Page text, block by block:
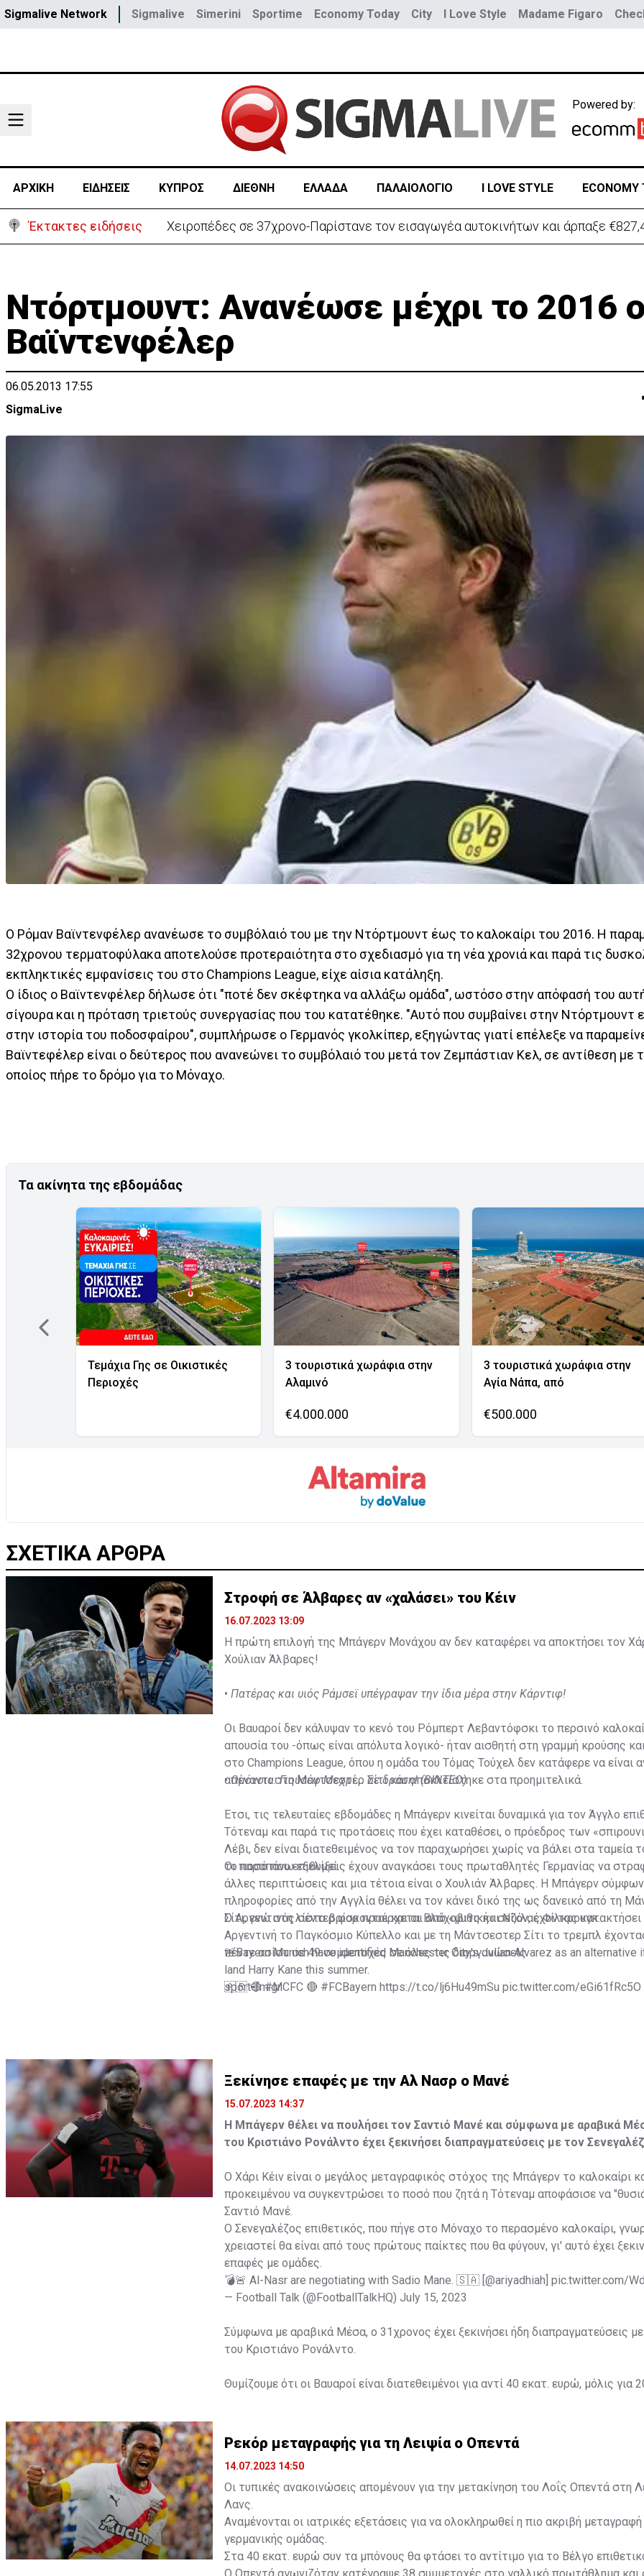
Sigmalive Network Sigmalive Simerini Sportime Economy Today City I Love Style Madame Figaro
Powered by:
ΑΡΧΙΚΗ ΕΙΔΗΣΕΙΣ ΚΥΠΡΟΣ ΔΙΕΘΝΗ ΕΛΛΑΔΑ ΠΑΛΑΙΟΛΟΓΙΟ I LOVE STYLE ECONOMY
Έκτακτες ειδήσεις Χειροπέδες σε 37χρονο-Παρίστανε τον εισαγωγέα αυτοκινήτων και άρπαξε
Ντόρτμουντ: Ανανέωσε μέχρι το 2016 ο
Βαϊντενφέλερ
06.05.2013 17:55
SigmaLive
Ο Ρόμαν Βαϊντενφέλερ ανανέωσε το συμβόλαιό του με την Ντόρτμουντ έως το καλοκαίρι του 2016. Η
32χρονου τερματοφύλακα αποτελούσε προτεραιότητα στο σχεδιασμό για τη νέα χρονιά και παρά τις
εκπληκτικές εμφανίσεις του στο Champions League, είχε αίσια κατάληξη.
Ο ίδιος ο Βαϊντενφέλερ δήλωσε ότι "ποτέ δεν σκέφτηκα να αλλάξω ομάδα", ωστόσο στην απόφασή του
σίγουρα και η πρόταση τριετούς συνεργασίας που του κατατέθηκε. "Αυτό που συμβαίνει στην Ντόρτμουντ
στην ιστορία του ποδοσφαίρου", συμπλήρωσε ο Γερμανός γκολκίπερ, εξηγώντας γιατί επέλεξε να
Βαϊντεφέλερ είναι ο δεύτερος που ανανεώνει το συμβόλαιό του μετά τον Ζεμπάστιαν Κελ, σε αντίθεση με
οποίος πήρε το δρόμο για το Μόναχο.
Τα ακίνητα της εβδομάδας
Τεμάχια Γης σε Οικιστικές
Περιοχές
3 τουριστικά χωράφια στην
Αλαμινό
€4.000.000
3 τουριστικά χωράφια στην
Αγία Νάπα, από
€500.000
ΣΧΕΤΙΚΑ ΑΡΘΡΑ
Στροφή σε Άλβαρες αν «χαλάσει» του Κέιν
16.07.2023 13:09
Η πρώτη επιλογή της Μπάγερν Μονάχου αν δεν καταφέρει να αποκτήσει τον
Χούλιαν Άλβαρες!
• Πατέρας και υιός Ράμσεϊ υπέγραψαν την ίδια μέρα στην Κάρντιφ!
Οι Βαυαροί δεν κάλυψαν το κενό του Ρόμπερτ Λεβαντόφσκι το περσινό
απουσία του -όπως είναι απόλυτα λογικό- ήταν αισθητή στη γραμμή κρούσης και
στο Champions League, όπου η ομάδα του Τόμας Τούχελ δεν κατάφερε να είναι
απέναντι στη Μάντσεστερ Σίτι και αποκλείστηκε στα προημιτελικά.
•Ομόνοια: Γιούσεφ Μεχρί... σε δράση! (ΒΙΝΤΕΟ)
Έτσι, τις τελευταίες εβδομάδες η Μπάγερν κινείται δυναμικά για τον Άγγλο
Τότεναμ και παρά τις προτάσεις που έχει καταθέσει, ο πρόεδρος των
Λέβι, δεν είναι διατεθειμένος να τον παραχωρήσει χωρίς να βάλει στα ταμεία
το ποσό που επιθυμεί.
Οι παραπάνω εξελίξεις έχουν αναγκάσει τους πρωταθλητές Γερμανίας να
άλλες περιπτώσεις και μια τέτοια είναι ο Χουλιάν Άλβαρες. Η Μπάγερν
πληροφορίες από την Αγγλία θέλει να τον κάνει δικό της ως δανεικό από τη
Σίτι, ενώ στη λίστα βρίσκονται και οι Βλάχοβιτς και Νίκλας Φίλκρουγκ.
Ο Αργεντινός σέντερ φορ προέρχεται από «μυθική» σεζόν, έχοντας κατακτήσει
Αργεντινή το Παγκόσμιο Κύπελλο και με τη Μάντσεστερ Σίτι το τρεμπλ
πέντε ασίστ σε 49 συμμετοχές σε όλες τις διοργανώσεις.
🚨Bayern Munich have identified Manchester City's Julian Alvarez as an alternative
land Harry Kane this summer.
🇦🇷 🔵#MCFC 🔴 #FCBayern https://t.co/lj6Hu49mSu pic.twitter.com/eGi61fRc5O
sport-fm.gr
Ξεκίνησε επαφές με την Αλ Νασρ ο Μανέ
15.07.2023 14:37
Η Μπάγερν θέλει να πουλήσει τον Σαντιό Μανέ και σύμφωνα με αραβικά
του Κριστιάνο Ρονάλντο έχει ξεκινήσει διαπραγματεύσεις με τον
Ο Χάρι Κέιν είναι ο μεγάλος μεταγραφικός στόχος της Μπάγερν το καλοκαίρι
προκειμένου να συγκεντρώσει το ποσό που ζητά η Τότεναμ αποφάσισε να
Σαντιό Μανέ.
Ο Σενεγαλέζος επιθετικός, που πήγε στο Μόναχο το περασμένο καλοκαίρι,
χρειαστεί θα είναι από τους πρώτους παίκτες που θα φύγουν, γι' αυτό έχει
επαφές με ομάδες.
💣🚨 Al-Nasr are negotiating with Sadio Mane. 🇸🇦 [@ariyadhiah] pic.twitter.com/
— Football Talk (@FootballTalkHQ) July 15, 2023
Σύμφωνα με αραβικά Μέσα, ο 31χρονος έχει ξεκινήσει ήδη διαπραγματεύσεις
του Κριστιάνο Ρονάλντο.
Θυμίζουμε ότι οι Βαυαροί είναι διατεθειμένοι για αντί 40 εκατ. ευρώ, μόλις για
Ρεκόρ μεταγραφής για τη Λειψία ο Οπεντά
14.07.2023 14:50
Οι τυπικές ανακοινώσεις απομένουν για την μετακίνηση του Λοΐς Οπεντά στη
Λανς.
Αναμένονται οι ιατρικές εξετάσεις για να ολοκληρωθεί η πιο ακριβή
γερμανικής ομάδας.
Στα 40 εκατ. ευρώ συν τα μπόνους θα φτάσει το αντίτιμο για το Βέλγο
Ο Οπεντά αγωνιζόταν κατέγραψε 38 συμμετοχές στο γαλλικό πρωτάθλημα και